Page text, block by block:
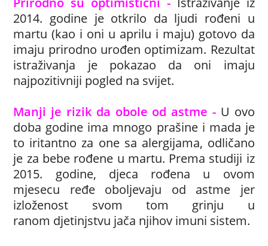
2014. godine je otkrilo da ljudi rođeni u
martu (kao i oni u aprilu i maju) gotovo da
imaju prirodno urođen optimizam. Rezultat
istraživanja je pokazao da oni imaju
najpozitivniji pogled na svijet.
Manji je rizik da obole od astme - U ovo
doba godine ima mnogo prašine i mada je
to iritantno za one sa alergijama, odličano
je za bebe rođene u martu. Prema studiji iz
2015. godine, djeca rođena u ovom
mjesecu ređe oboljevaju od astme jer
izloženost svom tom grinju u
ranom djetinjstvu jača njihov imuni sistem.